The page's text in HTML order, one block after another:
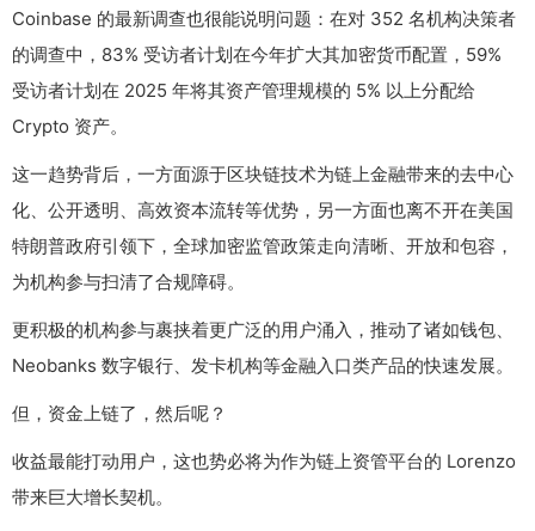
Coinbase 的最新调查也很能说明问题：在对 352 名机构决策者
的调查中，83% 受访者计划在今年扩大其加密货币配置，59%
受访者计划在 2025 年将其资产管理规模的 5% 以上分配给
Crypto 资产。
这一趋势背后，一方面源于区块链技术为链上金融带来的去中心
化、公开透明、高效资本流转等优势，另一方面也离不开在美国
特朗普政府引领下，全球加密监管政策走向清晰、开放和包容，
为机构参与扫清了合规障碍。
更积极的机构参与裹挟着更广泛的用户涌入，推动了诸如钱包、
Neobanks 数字银行、发卡机构等金融入口类产品的快速发展。
但，资金上链了，然后呢？
收益最能打动用户，这也势必将为作为链上资管平台的 Lorenzo
带来巨大增长契机。